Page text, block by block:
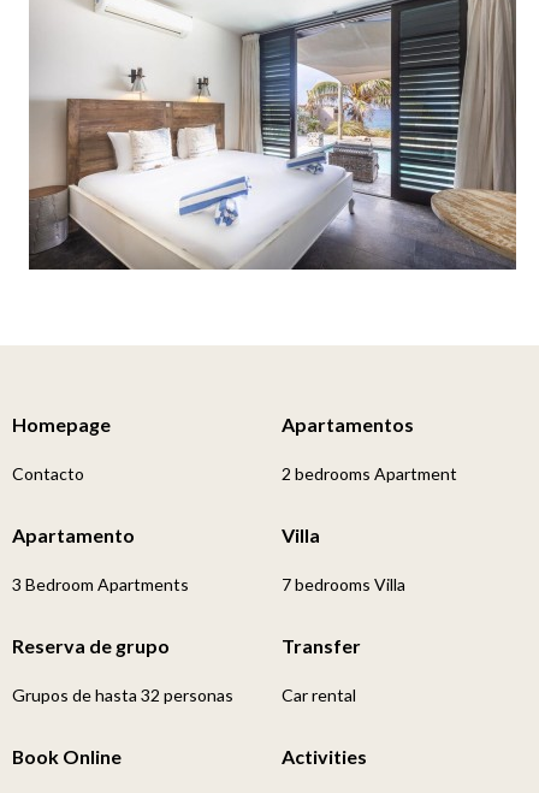
Homepage
Contacto
Apartamentos
2 bedrooms Apartment
Apartamento
3 Bedroom Apartments
Villa
7 bedrooms Villa
Reserva de grupo
Grupos de hasta 32 personas
Transfer
Car rental
Book Online Activities